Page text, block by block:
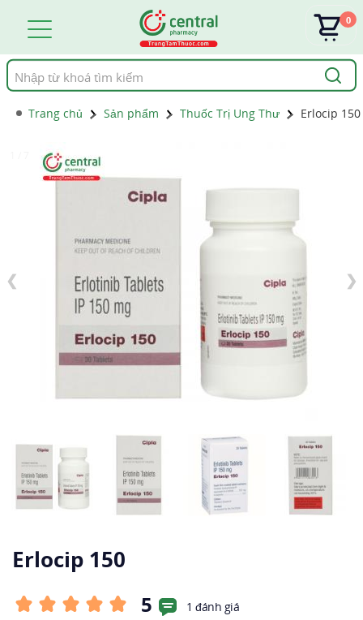
Tìm
kiếm
0
Trang chủ Sản phẩm Thuốc Trị Ung Thư Erlocip 150
❮ ❯
Erlocip 150
5
1 đánh giá